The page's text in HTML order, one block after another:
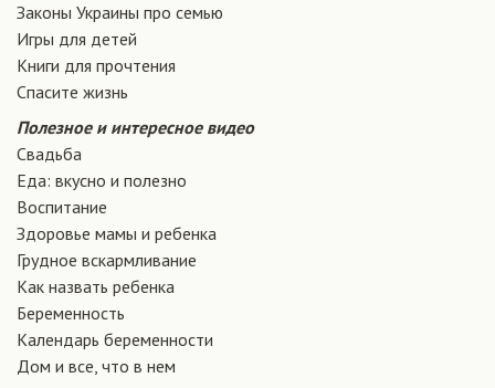
Законы Украины про семью
Игры для детей
Книги для прочтения
Спасите жизнь
Полезное и интересное видео
Свадьба
Еда: вкусно и полезно
Воспитание
Здоровье мамы и ребенка
Грудное вскармливание
Как назвать ребенка
Беременность
Календарь беременности
Дом и все, что в нем